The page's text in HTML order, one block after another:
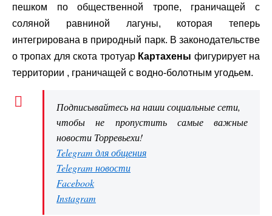
пешком по общественной тропе, граничащей с
соляной равниной лагуны, которая теперь
интегрирована в природный парк. В законодательстве
о тропах для скота тротуар Картахены фигурирует на
территории , граничащей с водно-болотным угодьем.
Подписывайтесь на наши социальные сети,
чтобы не пропустить самые важные
новости Торревьехи!
Telegram для общения
Telegram новости
Facebook
Instagram